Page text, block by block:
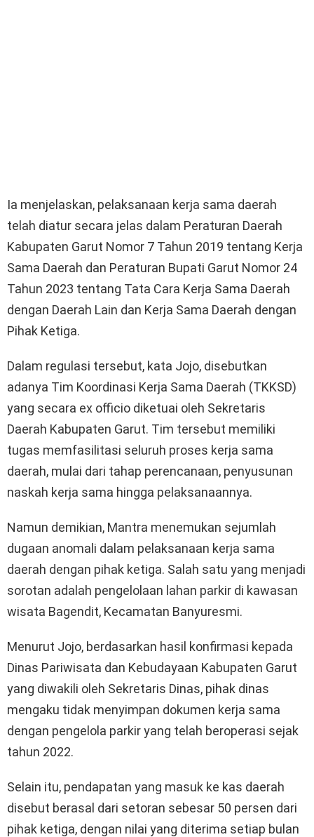
Ia menjelaskan, pelaksanaan kerja sama daerah
telah diatur secara jelas dalam Peraturan Daerah
Kabupaten Garut Nomor 7 Tahun 2019 tentang Kerja
Sama Daerah dan Peraturan Bupati Garut Nomor 24
Tahun 2023 tentang Tata Cara Kerja Sama Daerah
dengan Daerah Lain dan Kerja Sama Daerah dengan
Pihak Ketiga.
Dalam regulasi tersebut, kata Jojo, disebutkan
adanya Tim Koordinasi Kerja Sama Daerah (TKKSD)
yang secara ex officio diketuai oleh Sekretaris
Daerah Kabupaten Garut. Tim tersebut memiliki
tugas memfasilitasi seluruh proses kerja sama
daerah, mulai dari tahap perencanaan, penyusunan
naskah kerja sama hingga pelaksanaannya.
Namun demikian, Mantra menemukan sejumlah
dugaan anomali dalam pelaksanaan kerja sama
daerah dengan pihak ketiga. Salah satu yang menjadi
sorotan adalah pengelolaan lahan parkir di kawasan
wisata Bagendit, Kecamatan Banyuresmi.
Menurut Jojo, berdasarkan hasil konfirmasi kepada
Dinas Pariwisata dan Kebudayaan Kabupaten Garut
yang diwakili oleh Sekretaris Dinas, pihak dinas
mengaku tidak menyimpan dokumen kerja sama
dengan pengelola parkir yang telah beroperasi sejak
tahun 2022.
Selain itu, pendapatan yang masuk ke kas daerah
disebut berasal dari setoran sebesar 50 persen dari
pihak ketiga, dengan nilai yang diterima setiap bulan